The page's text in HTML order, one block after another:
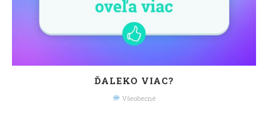
ĎALEKO VIAC?
Všeobecné